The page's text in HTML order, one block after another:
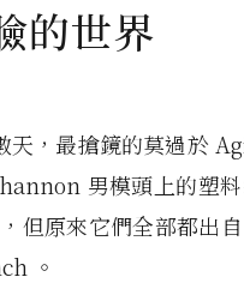
的世界
天，最搶鏡的莫過於
男模頭上的塑
但原來它們全部都出
。